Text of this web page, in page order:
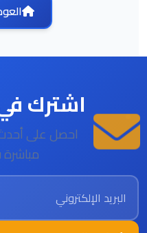
اشترك
احصل على أحدث
مباشرة
البريد الإلكتروني